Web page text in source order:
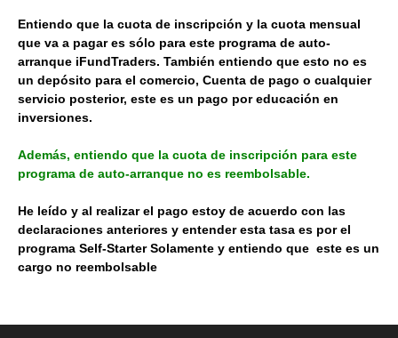
Entiendo que la cuota de inscripción y la cuota mensual
que va a pagar es sólo para este programa de auto-
arranque iFundTraders. También entiendo que esto no es
un depósito para el comercio, Cuenta de pago o cualquier
servicio posterior, este es un pago por educación en
inversiones.
Además, entiendo que la cuota de inscripción para este
programa de auto-arranque no es reembolsable.
He leído y al realizar el pago estoy de acuerdo con las
declaraciones anteriores y entender esta tasa es por el
programa Self-Starter Solamente y entiendo que este es un
cargo no reembolsable